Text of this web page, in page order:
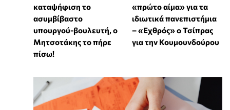
καταψήφιση το
ασυμβίβαστο
υπουργού-βουλευτή, ο
Μητσοτάκης το πήρε
πίσω!
«πρώτο αίμα» για τα
ιδιωτικά πανεπιστήμια
– «Εχθρός» ο Τσίπρας
για την Κουμουνδούρου